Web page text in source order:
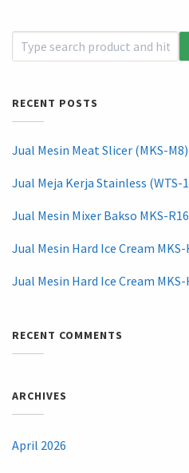
RECENT POSTS
Jual Mesin Meat Slicer (MKS-
Jual Meja Kerja Stainless (WTS-
Jual Mesin Mixer Bakso MKS-
Jual Mesin Hard Ice Cream
Jual Mesin Hard Ice Cream
RECENT COMMENTS
ARCHIVES
April 2026